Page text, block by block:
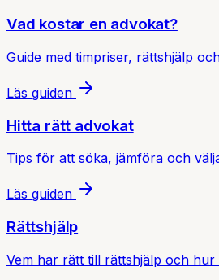
Vad kostar en advokat?
Guide med timpriser, rättshjälp
Läs guiden
Hitta rätt advokat
Tips för att söka, jämföra och
Läs guiden
Rättshjälp
Vem har rätt till rättshjälp och hur